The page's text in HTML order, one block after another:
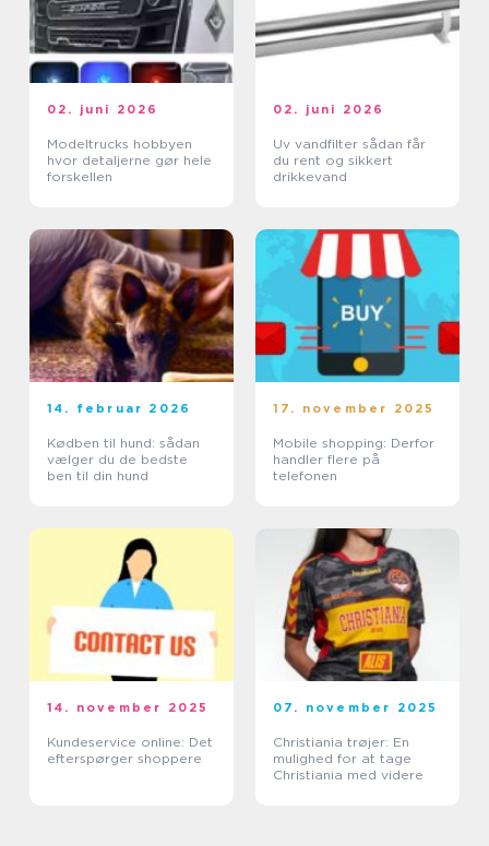
02. juni 2026
Modeltrucks hobbyen
hvor detaljerne gør hele
forskellen
02. juni 2026
Uv vandfilter sådan får
du rent og sikkert
drikkevand
14. februar 2026
Kødben til hund: sådan
vælger du de bedste
ben til din hund
17. november 2025
Mobile shopping: Derfor
handler flere på
telefonen
14. november 2025
Kundeservice online: Det
efterspørger shoppere
07. november 2025
Christiania trøjer: En
mulighed for at tage
Christiania med videre